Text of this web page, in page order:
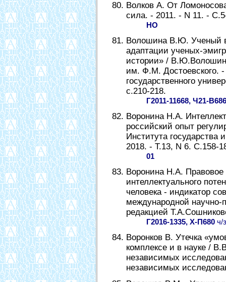
Волков А. От
сила. - 2011. - N 11. -
НО
Волошина В.Ю. Ученый
адаптации ученых-
истории» /
им. Ф.М. Достоевского.
государственного
с.210-218.
Г2011-11668, Ч21-В686
Воронина Н.А.
российский опыт
Института государства
2018. - Т.13, N 6. С.158-
01
Воронина Н.А. Правовое
интеллектуального
человека - индикатор
международной научно-
редакцией
Г2016-1335, Х-П680 ч/
Воронков В. Утечка
комплексе и в науке /
независимых
независимых